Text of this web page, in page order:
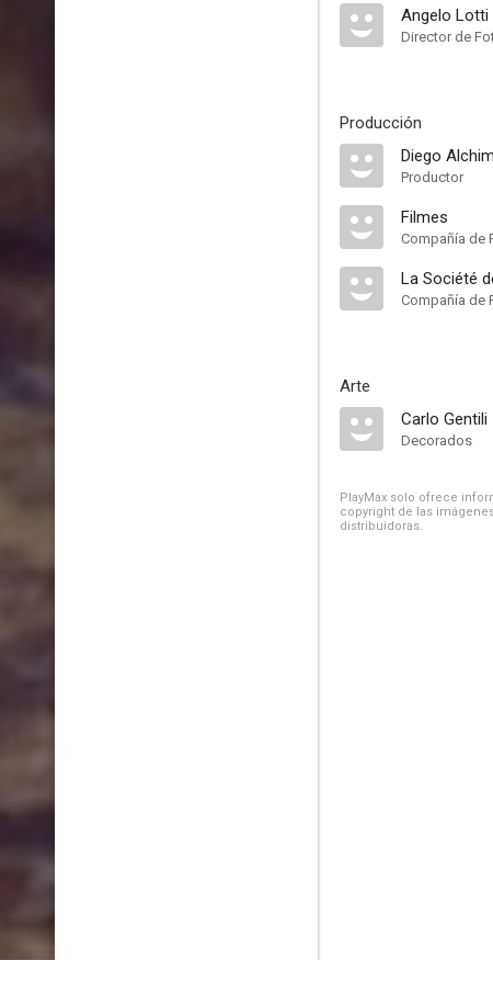
Angelo Lotti
Director de
Producción
Diego
Productor
Filmes
Compañía de
La Société
Compañía de
Arte
Carlo Gentili
Decorados
PlayMax solo ofrece
copyright de las
distribuidoras.